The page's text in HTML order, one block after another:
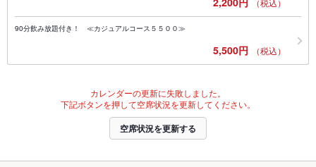
90分飲み放題付き！ ≪カジュアルコース５５００≫
5,500円 （税込）
カレンダーの更新に失敗しました。
下記ボタンを押して空席状況を更新してください。
空席状況を更新する